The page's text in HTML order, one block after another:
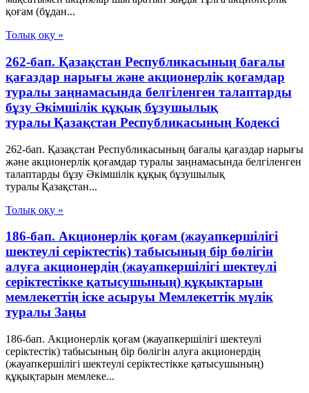
қоғам (бұдан...
Толық оқу »
262-бап. Қазақстан Республикасының бағалы
қағаздар нарығы және акционерлік қоғамдар
туралы заңнамасында белгiленген талаптарды
бұзу Әкімшілік құқық бұзушылық
туралы Қазақстан Республикасының Кодексі
262-бап. Қазақстан Республикасының бағалы қағаздар нарығы
және акционерлік қоғамдар туралы заңнамасында белгiленген
талаптарды бұзу Әкімшілік құқық бұзушылық
туралы Қазақстан...
Толық оқу »
186-бап. Акционерлік қоғам (жауапкершілігі
шектеулі серіктестік) табысының бір бөлігін
алуға акционердің (жауапкершілігі шектеулі
серіктестікке қатысушының) құқықтарын
мемлекеттің іске асыруы Мемлекеттік мүлік
туралы Заңы
186-бап. Акционерлік қоғам (жауапкершілігі шектеулі
серіктестік) табысының бір бөлігін алуға акционердің
(жауапкершілігі шектеулі серіктестікке қатысушының)
құқықтарын мемлеке...